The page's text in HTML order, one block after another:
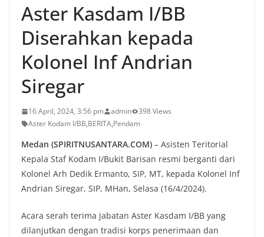
Aster Kasdam I/BB
Diserahkan kepada
Kolonel Inf Andrian
Siregar
16 April, 2024, 3:56 pm admin
398 Views
Aster Kodam I/BB,BERITA,Pendam
Medan (SPIRITNUSANTARA.COM) – Asisten Teritorial
Kepala Staf Kodam I/Bukit Barisan resmi berganti dari
Kolonel Arh Dedik Ermanto, SIP, MT, kepada Kolonel Inf
Andrian Siregar, SIP, MHan, Selasa (16/4/2024).
Acara serah terima jabatan Aster Kasdam I/BB yang
dilanjutkan dengan tradisi korps penerimaan dan